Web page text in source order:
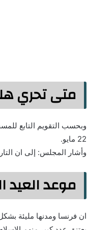
متى تحري هلال
وبحسب التقويم التابع
22 مايو.
وأشار المجلس: إلى ان التاريخ المؤقت
موعد العيد
ان فرنسا ومدنها مليئة